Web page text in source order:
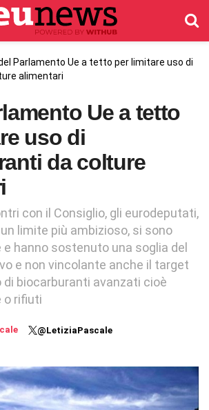
Parlamento Ue a tetto per limitare uso di
alimentari
Ue a tetto
uso di
da colture
con il Consiglio, gli eurodeputati,
limite più ambizioso, si sono
hanno sostenuto una soglia del
e non vincolante anche il target
di biocarburanti avanzati cioè
o rifiuti
@LetiziaPascale